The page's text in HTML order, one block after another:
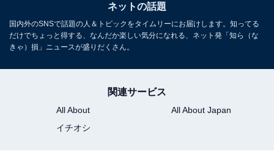
ネットの話題
国内外のSNSで話題の人＆トピックをタイムリーにお届けします。知ってる
だけでちょっと得する、なんだか楽しい気分になれる、ネット発「知ら（な
きゃ）損」ニュースが盛りだくさん。
関連サービス
All About
All About Japan
イチオシ